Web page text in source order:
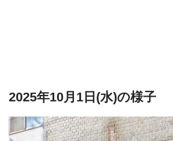
2025年10月1日(水)の様子